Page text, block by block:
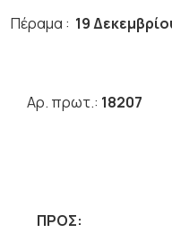
: 19
Αρ. πρωτ.: 18207
ΠΡΟΣ: